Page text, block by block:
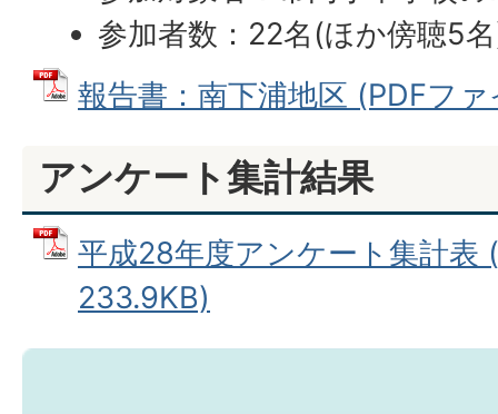
参加者数：22名(ほか傍聴5
報告書：南下浦地区 (PDFフ
アンケート集計結果
平成28年度アンケート集計表
233.9KB)